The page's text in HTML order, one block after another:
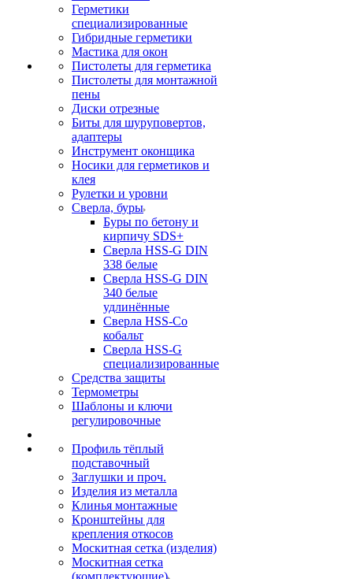
Герметики
специализированные
Гибридные герметики
Мастика для окон
Пистолеты для герметика
Пистолеты для монтажной
пены
Диски отрезные
Биты для шуруповертов,
адаптеры
Инструмент оконщика
Носики для герметиков и
клея
Рулетки и уровни
Сверла, буры
Буры по бетону и
кирпичу SDS+
Сверла HSS-G DIN
338 белые
Сверла HSS-G DIN
340 белые
удлинённые
Сверла HSS-Co
кобальт
Сверла HSS-G
специализированные
Средства защиты
Термометры
Шаблоны и ключи
регулировочные
Профиль тёплый
подставочный
Заглушки и проч.
Изделия из металла
Клинья монтажные
Кронштейны для
крепления откосов
Москитная сетка (изделия)
Москитная сетка
(комплектующие)